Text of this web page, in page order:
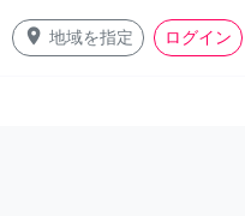
place 地域を指定 ログイン